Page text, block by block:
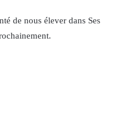
de nous élever dans Ses